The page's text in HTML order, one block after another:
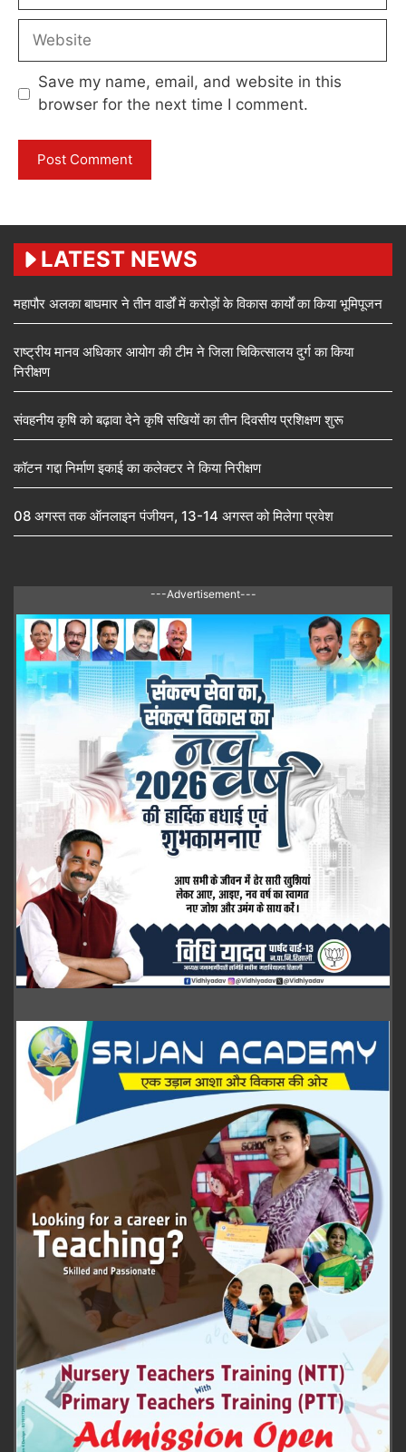
Website
Save my name, email, and website in this
browser for the next time I comment.
LATEST NEWS
महापौर अलका बाघमार ने तीन वार्डों में करोड़ों के विकास कार्यों का किया भूमिपूजन
राष्ट्रीय मानव अधिकार आयोग की टीम ने जिला चिकित्सालय दुर्ग का किया
निरीक्षण
संवहनीय कृषि को बढ़ावा देने कृषि सखियों का तीन दिवसीय प्रशिक्षण शुरू
कॉटन गद्दा निर्माण इकाई का कलेक्टर ने किया निरीक्षण
08 अगस्त तक ऑनलाइन पंजीयन, 13-14 अगस्त को मिलेगा प्रवेश
---Advertisement---